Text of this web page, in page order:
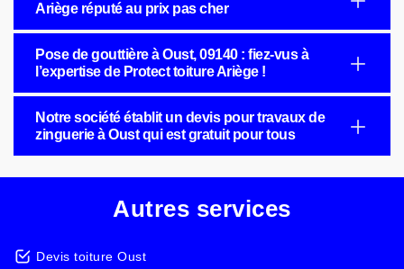
Ariège réputé au prix pas cher
Pose de gouttière à Oust, 09140 : fiez-vus à
l’expertise de Protect toiture Ariège !
Notre société établit un devis pour travaux de
zinguerie à Oust qui est gratuit pour tous
Autres services
Devis toiture Oust